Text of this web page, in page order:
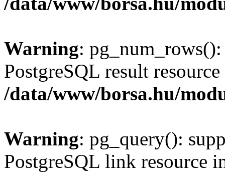
Warning:
PostgreSQL result
/data/www/borsa.hu/
Warning: pg_query():
PostgreSQL link resource